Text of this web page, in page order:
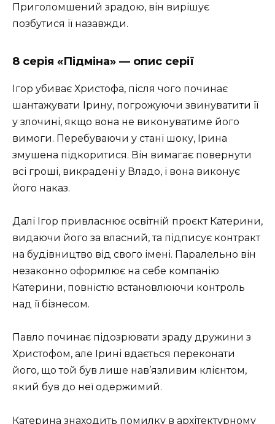
Приголомшений зрадою, він вирішує
позбутися її назавжди.
8 серія «Підміна» — опис серії
Ігор убиває Христофа, після чого починає
шантажувати Ірину, погрожуючи звинуватити її
у злочині, якщо вона не виконуватиме його
вимоги. Перебуваючи у стані шоку, Ірина
змушена підкоритися. Він вимагає повернути
всі гроші, викрадені у Владо, і вона виконує
його наказ.
Далі Ігор привласнює освітній проєкт Катерини,
видаючи його за власний, та підписує контракт
на будівництво від свого імені. Паралельно він
незаконно оформлює на себе компанію
Катерини, повністю встановлюючи контроль
над її бізнесом.
Павло починає підозрювати зраду дружини з
Христофом, але Ірині вдається переконати
його, що той був лише нав’язливим клієнтом,
який був до неї одержимий.
Катерина знаходить помилку в архітектурному